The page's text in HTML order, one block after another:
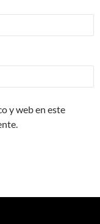
y web en este